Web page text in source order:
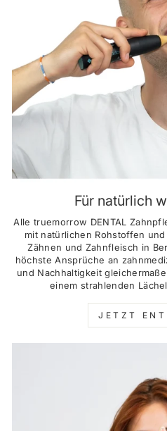
Für natürlich
Alle truemorrow DENTAL
mit natürlichen Rohstoffen
Zähnen und Zahnfleisch in
höchste Ansprüche an
und Nachhaltigkeit
einem strahlenden
JETZT